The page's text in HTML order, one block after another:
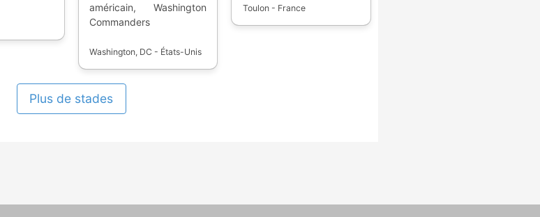
américain, Washington
Commanders
Washington, DC - États-Unis
Toulon - France
Plus de stades